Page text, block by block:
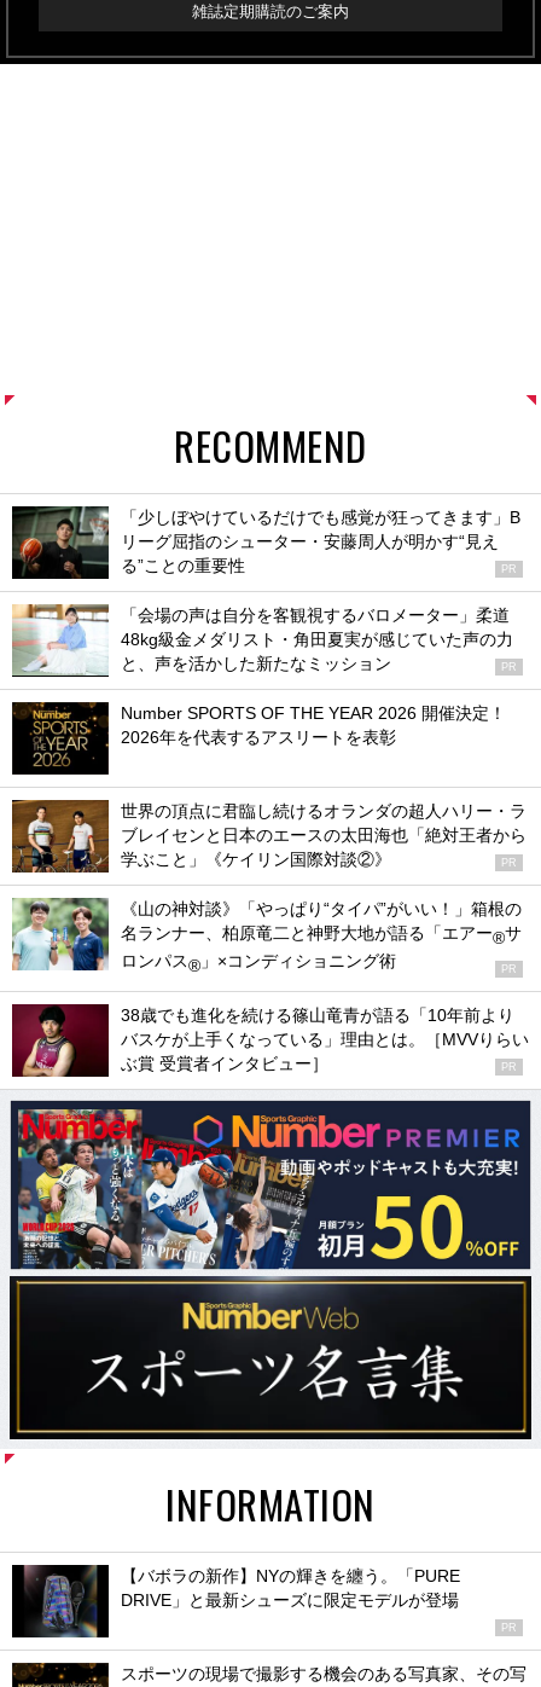
雑誌定期購読のご案内
RECOMMEND
「少しぼやけているだけでも感覚が狂ってきます」B
リーグ屈指のシューター・安藤周人が明かす“見え
る”ことの重要性
PR
「会場の声は自分を客観視するバロメーター」柔道
48kg級金メダリスト・角田夏実が感じていた声の力
と、声を活かした新たなミッション
PR
Number SPORTS OF THE YEAR 2026 開催決定！
2026年を代表するアスリートを表彰
世界の頂点に君臨し続けるオランダの超人ハリー・ラ
ブレイセンと日本のエースの太田海也「絶対王者から
学ぶこと」《ケイリン国際対談②》
PR
《山の神対談》「やっぱり“タイパ”がいい！」箱根の
名ランナー、柏原竜二と神野大地が語る「エアー®サ
ロンパス® 」×コンディショニング術 PR
38歳でも進化を続ける篠山竜青が語る「10年前より
バスケが上手くなっている」理由とは。［MVVりらい
ぶ賞 受賞者インタビュー］
PR
INFORMATION
【バボラの新作】NYの輝きを纏う。「PURE
DRIVE」と最新シューズに限定モデルが登場
PR
スポーツの現場で撮影する機会のある写真家、その写